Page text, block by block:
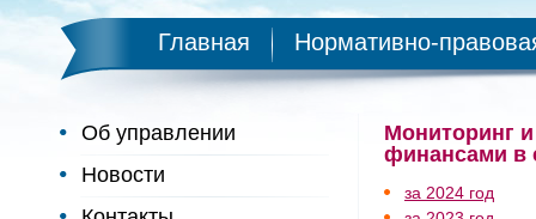
Главная Нормативно-
Об управлении
Новости
Мониторинг
финансами в
за 2024 год